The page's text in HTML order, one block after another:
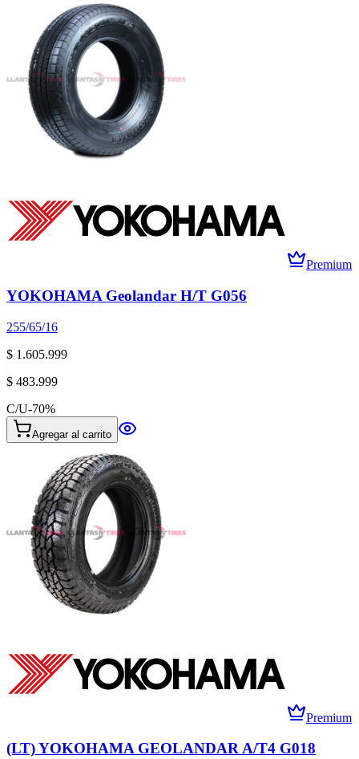
Premium
YOKOHAMA Geolandar H/T G056
255/65/16
$ 1.605.999
$ 483.999
C/U-70%
Agregar al carrito
Premium
(LT) YOKOHAMA GEOLANDAR A/T4 G018